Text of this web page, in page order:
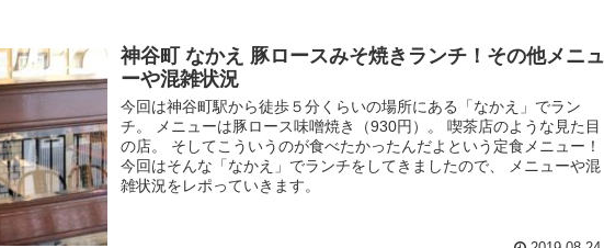
神谷町 なかえ 豚ロースみそ焼きランチ！その他メニュ
ーや混雑状況
今回は神谷町駅から徒歩５分くらいの場所にある「なかえ」でラン
チ。 メニューは豚ロース味噌焼き（930円）。 喫茶店のような見た目
の店。 そしてこういうのが食べたかったんだよという定食メニュー！
今回はそんな「なかえ」でランチをしてきましたので、 メニューや混
雑状況をレポっていきます。